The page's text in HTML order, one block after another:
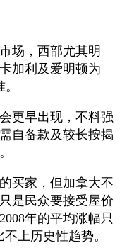
场，西部尤其明
加利及爱明顿为
更早出现，不料强
自备款及较长按揭
买家，但加拿大不
是民众要接受屋价
年的平均涨幅只
上历史性趋势。